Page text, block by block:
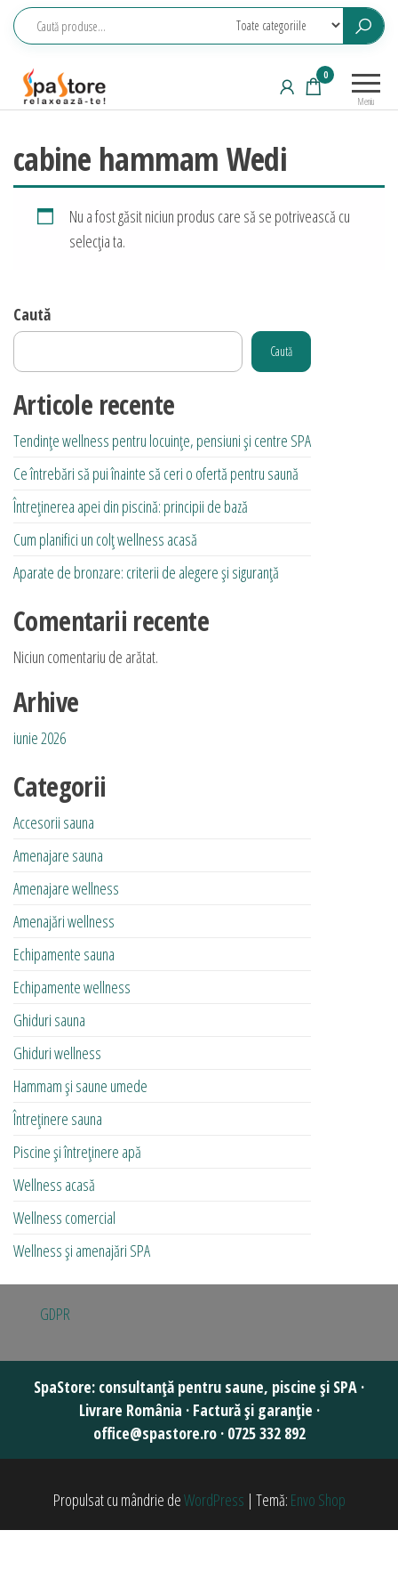
Sari
saune,
wellness
Meniu
0
cabine hammam Wedi
Nu a fost găsit niciun produs care să se potrivească cu
selecția ta.
Caută
Caută
Articole recente
Tendințe wellness pentru locuințe, pensiuni și centre SPA
Ce întrebări să pui înainte să ceri o ofertă pentru saună
Întreținerea apei din piscină: principii de bază
Cum planifici un colț wellness acasă
Aparate de bronzare: criterii de alegere și siguranță
Comentarii recente
Niciun comentariu de arătat.
Arhive
iunie 2026
Categorii
Accesorii sauna
Amenajare sauna
Amenajare wellness
Amenajări wellness
Echipamente sauna
Echipamente wellness
Ghiduri sauna
Ghiduri wellness
Hammam și saune umede
Întreținere sauna
Piscine și întreținere apă
Wellness acasă
Wellness comercial
Wellness și amenajări SPA
GDPR
Propulsat cu mândrie deWordPress | Temă: Envo Shop